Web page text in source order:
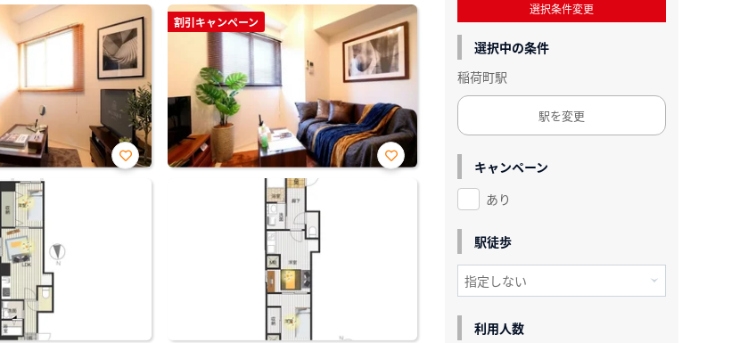
お気
割引キャンペーン
お気
選択条件変更
選択中の条件
稲荷町駅
駅を変更
キャンペーン
あり
駅徒歩
利用人数